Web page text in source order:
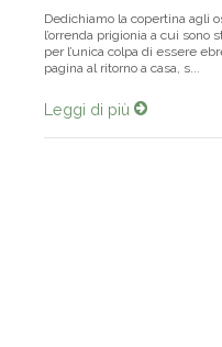
Dedichiamo la copertina agli
l’orrenda prigionia a cui
per l’unica colpa di essere
pagina al ritorno a casa, s...
Leggi di più